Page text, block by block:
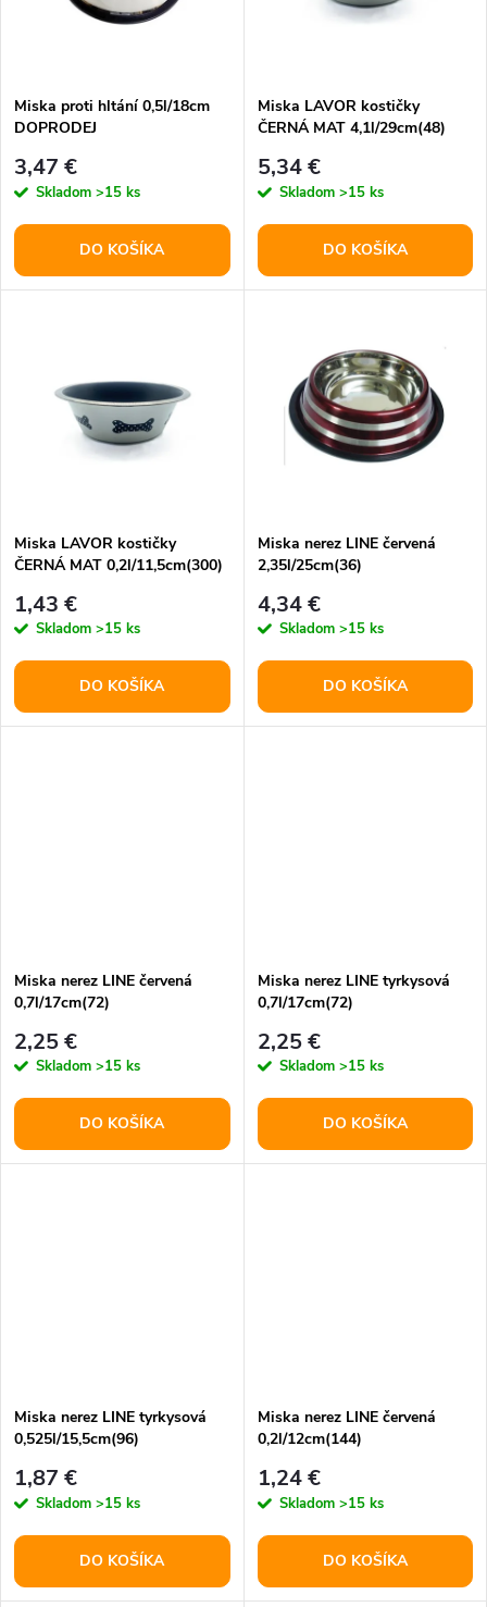
e
p
r
o
o
v
s
p
r
o
o
v
Miska proti hltání 0,5l/18cm
DOPRODEJ
3,47 €
Skladom >15 ks
DO KOŠÍKA
Miska LAVOR kostičky
ČERNÁ MAT 4,1l/29cm(48)
5,34 €
Skladom >15 ks
DO KOŠÍKA
Miska LAVOR kostičky
ČERNÁ MAT 0,2l/11,5cm(300)
1,43 €
Skladom >15 ks
DO KOŠÍKA
Miska nerez LINE červená
2,35l/25cm(36)
4,34 €
Skladom >15 ks
DO KOŠÍKA
Miska nerez LINE červená
0,7l/17cm(72)
2,25 €
Skladom >15 ks
DO KOŠÍKA
Miska nerez LINE tyrkysová
0,7l/17cm(72)
2,25 €
Skladom >15 ks
DO KOŠÍKA
Miska nerez LINE tyrkysová
0,525l/15,5cm(96)
1,87 €
Skladom >15 ks
DO KOŠÍKA
Miska nerez LINE červená
0,2l/12cm(144)
1,24 €
Skladom >15 ks
DO KOŠÍKA